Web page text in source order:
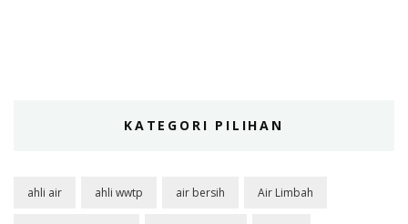
KATEGORI PILIHAN
ahli air ahli wwtp air bersih Air Limbah